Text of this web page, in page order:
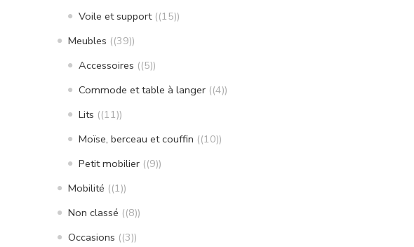
Voile et support (15)
Meubles (39)
Accessoires (5)
Commode et table à langer (4)
Lits (11)
Moïse, berceau et couffin (10)
Petit mobilier (9)
Mobilité (1)
Non classé (8)
Occasions (3)